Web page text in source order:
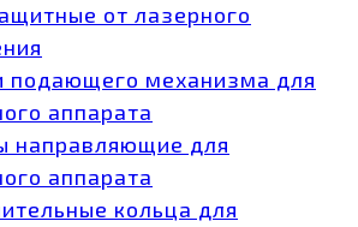
от лазерного
подающего механизма для
аппарата
направляющие для
аппарата
кольца для